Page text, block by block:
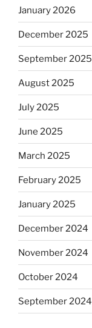
January 2026
December 2025
September 2025
August 2025
July 2025
June 2025
March 2025
February 2025
January 2025
December 2024
November 2024
October 2024
September 2024